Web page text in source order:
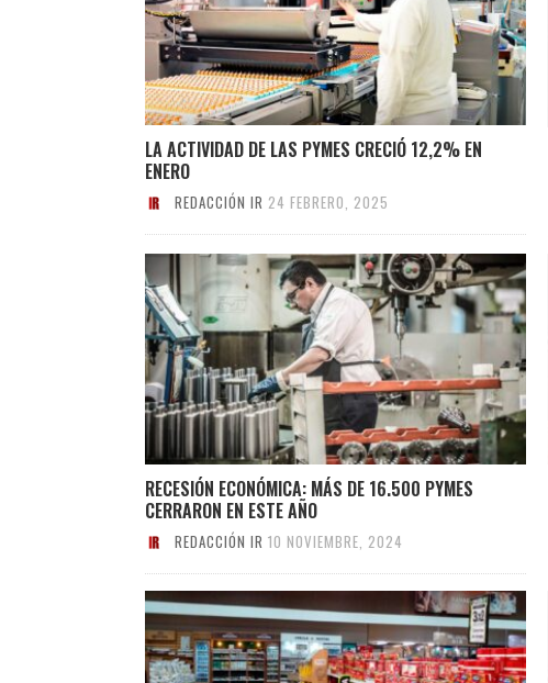
LA ACTIVIDAD DE LAS PYMES CRECIÓ 12,2% EN
ENERO
REDACCIÓN IR 24 FEBRERO, 2025
RECESIÓN ECONÓMICA: MÁS DE 16.500 PYMES
CERRARON EN ESTE AÑO
REDACCIÓN IR 10 NOVIEMBRE, 2024